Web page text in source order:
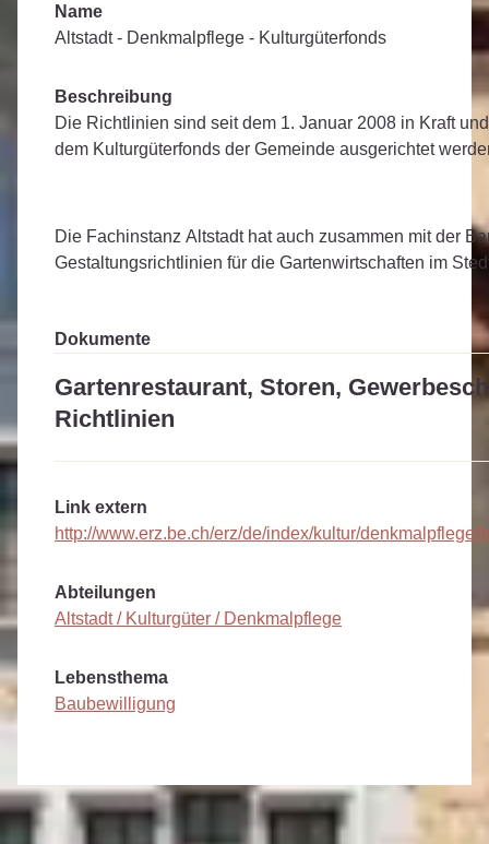
Name
Altstadt - Denkmalpflege - Kulturgüterfonds
Beschreibung
Die Richtlinien sind seit dem 1. Januar 2008 in Kraft
dem Kulturgüterfonds der Gemeinde ausgerichtet
Die Fachinstanz Altstadt hat auch zusammen mit der
Gestaltungsrichtlinien für die Gartenwirtschaften im
Dokumente
Gartenrestaurant, Storen,
Richtlinien
Link extern
http://www.erz.be.ch/erz/de/index/kultur/
Abteilungen
Altstadt / Kulturgüter / Denkmalpflege
Lebensthema
Baubewilligung